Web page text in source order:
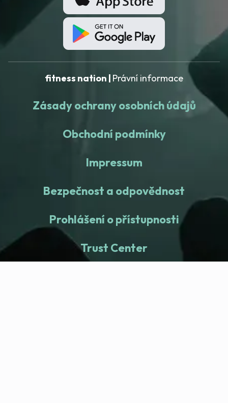
fitness nation | Právní informace
Zásady ochrany osobních údajů
Obchodní podmínky
Impressum
Bezpečnost a odpovědnost
Prohlášení o přístupnosti
Trust Center